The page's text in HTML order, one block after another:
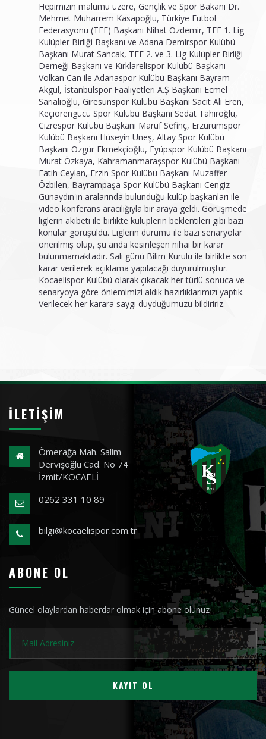
Hepimizin malumu üzere, Gençlik ve Spor Bakanı Dr.
Mehmet Muharrem Kasapoğlu, Türkiye Futbol
Federasyonu (TFF) Başkanı Nihat Özdemir, TFF 1. Lig
Kulüpler Birliği Başkanı ve Adana Demirspor Kulübü
Başkanı Murat Sancak, TFF 2. ve 3. Lig Kulüpler Birliği
Derneği Başkanı ve Kırklarelispor Kulübü Başkanı
Volkan Can ile Adanaspor Kulübü Başkanı Bayram
Akgül, İstanbulspor Faaliyetleri A.Ş Başkanı Ecmel
Sarıalioğlu, Giresunspor Kulübü Başkanı Sacit Ali Eren,
Keçiörengücü Spor Kulübü Başkanı Sedat Tahiroğlu,
Cizrespor Kulübü Başkanı Maruf Sefinç, Erzurumspor
Kulübü Başkanı Hüseyin Üneş, Altay Spor Kulübü
Başkanı Özgür Ekmekçioğlu, Eyüpspor Kulübü Başkanı
Murat Özkaya, Kahramanmaraşspor Kulübü Başkanı
Fatih Ceylan, Erzin Spor Kulübü Başkanı Muzaffer
Özbilen, Bayrampaşa Spor Kulübü Başkanı Cengiz
Günaydın'ın aralarında bulunduğu kulüp başkanları ile
video konferans aracılığıyla bir araya geldi. Görüşmede
liglerin akıbeti ile birlikte kulüplerin beklentileri gibi bazı
konular görüşüldü. Liglerin durumu ile bazı senaryolar
önerilmiş olup, şu anda kesinleşen nihai bir karar
bulunmamaktadır. Salı günü Bilim Kurulu ile birlikte son
karar verilerek açıklama yapılacağı duyurulmuştur.
Kocaelispor Kulübü olarak çıkacak her türlü sonuca ve
senaryoya göre önlemimizi aldık hazırlıklarımızı yaptık.
Verilecek her karara saygı duyduğumuzu bildiririz.
İLETIŞIM
Ömerağa Mah. Salim
Dervişoğlu Cad. No 74
İzmit/KOCAELİ
0262 331 10 89
bilgi@kocaelispor.com.tr
ABONE OL
Güncel olaylardan haberdar olmak için abone olunuz
KAYIT OL